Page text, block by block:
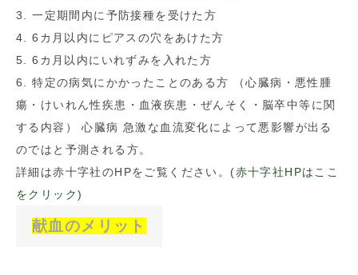
3. 一定期間内に予防接種を受けた方
4. 6カ月以内にピアスの穴をあけた方
5. 6カ月以内にいれずみを入れた方
6. 特定の病気にかかったことのある方 （心臓病・悪性腫
瘍・けいれん性疾患・血液疾患・ぜんそく・脳卒中等に関
する内容） 心臓病 急激な血流変化によって悪影響が出る
のではと予測される方。
詳細は赤十字社のHPをご覧ください。(赤十字社HPはここ
をクリック)
献血のメリット